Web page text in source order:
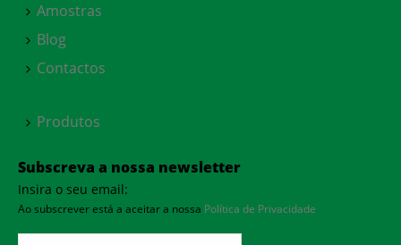
Amostras
Blog
Contactos
Produtos
Subscreva a nossa newsletter
Insira o seu email:
Ao subscrever está a aceitar a nossa Política de Privacidade